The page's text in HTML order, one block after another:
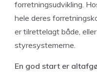
forretningsudvikling.
hele deres
er tilrettelagt både,
styresystemerne.
En god start er